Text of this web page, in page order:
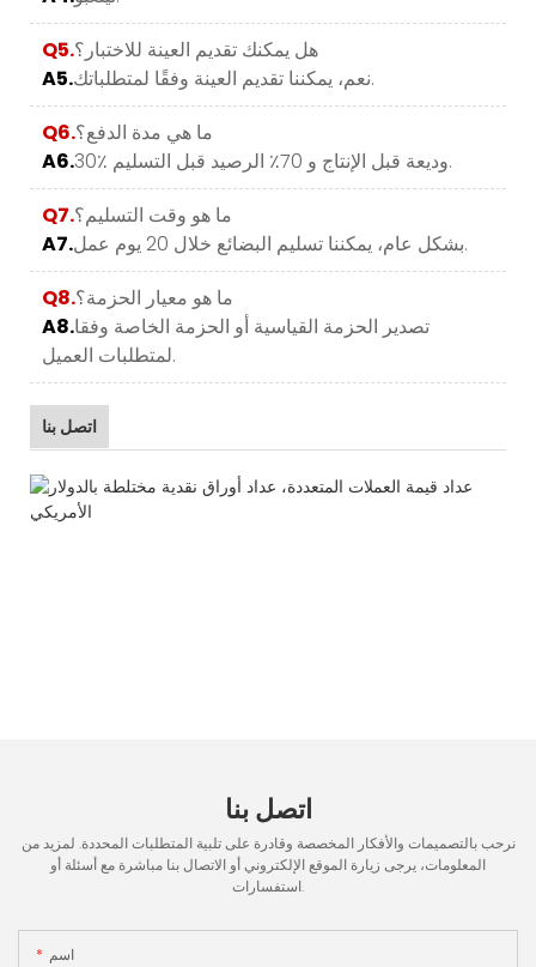
Q5.هل يمكنك تقديم العينة للاختبار؟
A5.
نعم، يمكننا تقديم العينة وفقًا لمتطلباتك.
Q6.ما هي مدة الدفع؟
A6.
30٪ وديعة قبل الإنتاج و 70٪ الرصيد قبل التسليم.
Q7.ما هو وقت التسليم؟
A7.
بشكل عام، يمكننا تسليم البضائع خلال 20 يوم عمل.
Q8.ما هو معيار الحزمة؟
A8.تصدير الحزمة القياسية أو الحزمة الخاصة وفقا
لمتطلبات العميل.
اتصل بنا
اتصل بنا
نرحب بالتصميمات والأفكار المخصصة وقادرة على تلبية المتطلبات المحددة. لمزيد من
المعلومات، يرجى زيارة الموقع الإلكتروني أو الاتصال بنا مباشرة مع أسئلة أو
استفسارات.
اسم